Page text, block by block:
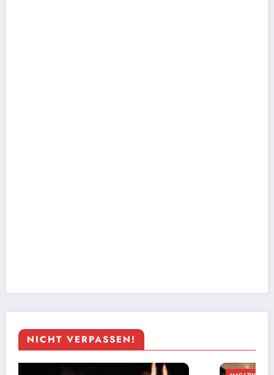
NICHT VERPASSEN!